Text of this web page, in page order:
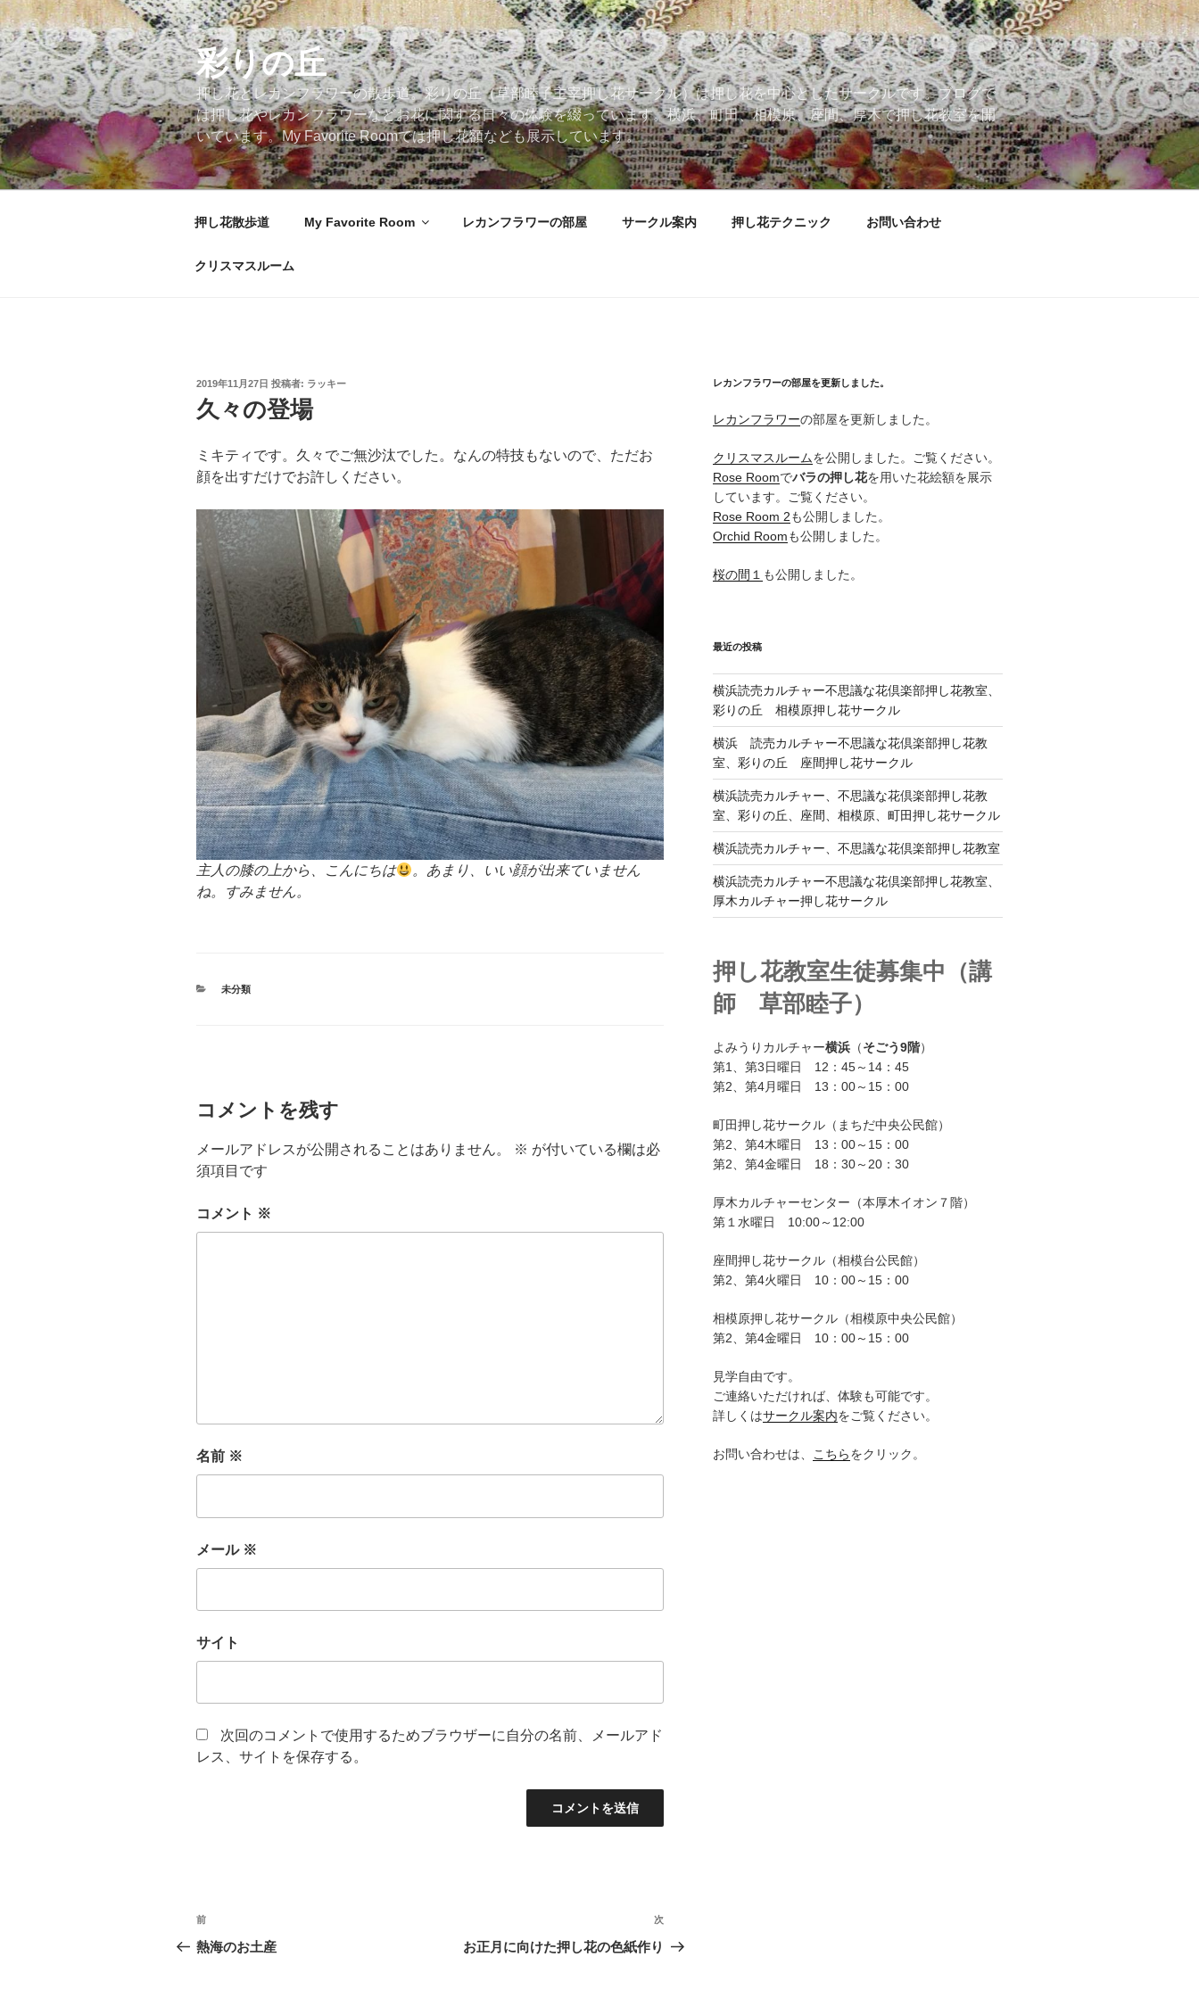
コ
ン
テ
ン
ツ
へ
ス
キ
ッ
彩りの丘
押し花とレカンフラワーの散歩道。彩りの丘（草部睦子主宰押し花サークル）は押し花を中心としたサークルです。ブログで
は押し花やレカンフラワーなどお花に関する日々の体験を綴っています。横浜、町田、相模原、座間、厚木で押し花教室を開
いています。My Favorite Roomでは押し花額なども展示しています。
押し花散歩道 My Favorite Room レカンフラワーの部屋 サークル案内 押し花テクニック お問い合わせ
クリスマスルーム
投
稿
日:
2019年11月27日 投稿者: ラッキー
久々の登場
ミキティです。久々でご無沙汰でした。なんの特技もないので、ただお
顔を出すだけでお許しください。
主人の膝の上から、こんにちは
。あまり、いい顔が出来ていません
ね。すみません。
カ
未分類
コメントを残す
メールアドレスが公開されることはありません。 ※ が付いている欄は必
須項目です
コメント ※
名前 ※
メール ※
サイト
次回のコメントで使用するためブラウザーに自分の名前、メールアド
レス、サイトを保存する。
投
稿
前
の
前
熱海のお土産
次
の
次
お正月に向けた押し花の色紙作り
レカンフラワーの部屋を更新しました。
レカンフラワーの部屋を更新しました。
クリスマスルームを公開しました。ご覧ください。
Rose Roomでバラの押し花を用いた花絵額を展示
しています。ご覧ください。
Rose Room 2も公開しました。
Orchid Roomも公開しました。
桜の間１ も公開しました。
最近の投稿
横浜読売カルチャー不思議な花倶楽部押し花教室、
彩りの丘 相模原押し花サークル
横浜 読売カルチャー不思議な花倶楽部押し花教
室、彩りの丘 座間押し花サークル
横浜読売カルチャー、不思議な花倶楽部押し花教
室、彩りの丘、座間、相模原、町田押し花サークル
横浜読売カルチャー、不思議な花倶楽部押し花教室
横浜読売カルチャー不思議な花倶楽部押し花教室、
厚木カルチャー押し花サークル
押し花教室生徒募集中（講
師 草部睦子）
よみうりカルチャー横浜（そごう9階）
第1、第3日曜日 12：45～14：45
第2、第4月曜日 13：00～15：00
町田押し花サークル（まちだ中央公民館）
第2、第4木曜日 13：00～15：00
第2、第4金曜日 18：30～20：30
厚木カルチャーセンター（本厚木イオン７階）
第１水曜日 10:00～12:00
座間押し花サークル（相模台公民館）
第2、第4火曜日 10：00～15：00
相模原押し花サークル（相模原中央公民館）
第2、第4金曜日 10：00～15：00
見学自由です。
ご連絡いただければ、体験も可能です。
詳しくはサークル案内をご覧ください。
お問い合わせは、 こちらをクリック。